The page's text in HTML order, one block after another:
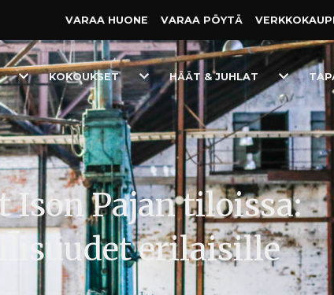
VARAA HUONE VARAA PÖYTÄ
Toggle
Dropdown
KOKOUKSET
Toggle
Dropdown
HÄÄT & JUHLAT
Toggle
Pajan tiloissa:
erilaisille